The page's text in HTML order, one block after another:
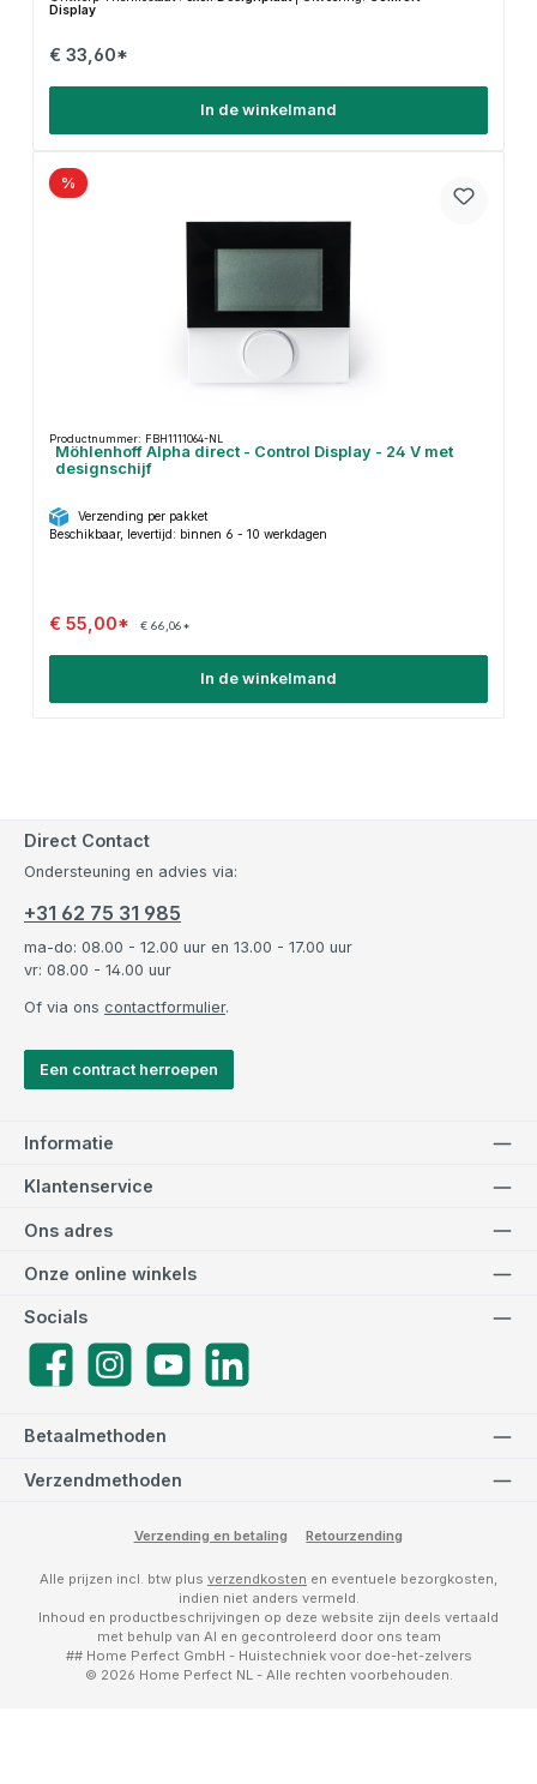
Display
€ 33,60*
In de winkelmand
%
Productnummer: FBH1111064-NL
Möhlenhoff Alpha direct - Control Display - 24 V met
designschijf
Verzending per pakket
Beschikbaar, levertijd: binnen 6 - 10 werkdagen
€ 55,00* € 66,06*
In de winkelmand
Direct Contact
Ondersteuning en advies via:
+31 62 75 31 985
ma-do: 08.00 - 12.00 uur en 13.00 - 17.00 uur
vr: 08.00 - 14.00 uur
Of via ons contactformulier.
Een contract herroepen
Informatie
Klantenservice
Betaalmethoden
Verzendmethoden
Ons adres
Socials
FacebookInstagramYouTube
Onze online winkels
Verzending en betaling Retourzending
Alle prijzen incl. btw plus verzendkosten en eventuele bezorgkosten,
indien niet anders vermeld.
Inhoud en productbeschrijvingen op deze website zijn deels vertaald
met behulp van AI en gecontroleerd door ons team
## Home Perfect GmbH - Huistechniek voor doe-het-zelvers
© 2026 Home Perfect NL - Alle rechten voorbehouden.